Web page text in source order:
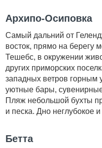
Архипо-Осиповка
Самый дальний от
восток, прямо на берегу
Тешебс, в окружении
других приморских
западных ветров
уютные бары,
Пляж небольшой бухты
и песка. Дно неглубокое
Бетта